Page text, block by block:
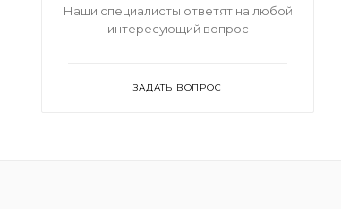
Наши специалисты ответят на любой
интересующий вопрос
ЗАДАТЬ ВОПРОС